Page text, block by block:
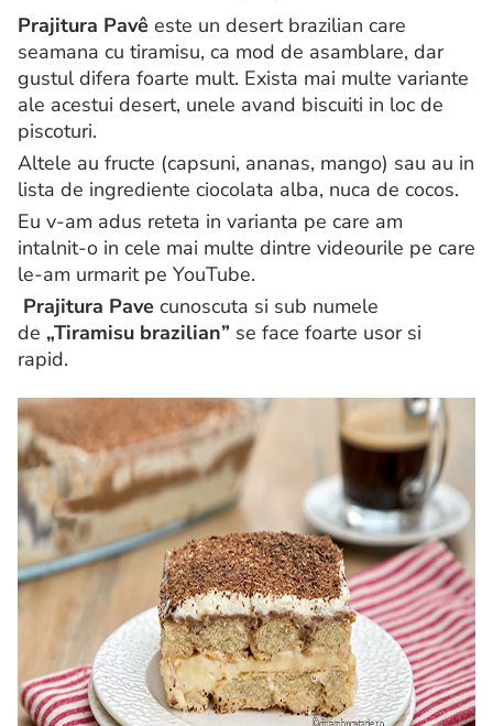
Prajitura Pavê este un desert brazilian care
seamana cu tiramisu, ca mod de asamblare, dar
gustul difera foarte mult. Exista mai multe variante
ale acestui desert, unele avand biscuiti in loc de
piscoturi.
Altele au fructe (capsuni, ananas, mango) sau au in
lista de ingrediente ciocolata alba, nuca de cocos.
Eu v-am adus reteta in varianta pe care am
intalnit-o in cele mai multe dintre videourile pe care
le-am urmarit pe YouTube.
Prajitura Pave cunoscuta si sub numele
de „Tiramisu brazilian” se face foarte usor si
rapid.